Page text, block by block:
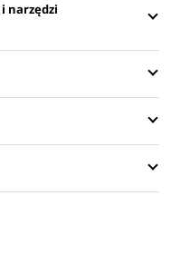
narzędzi